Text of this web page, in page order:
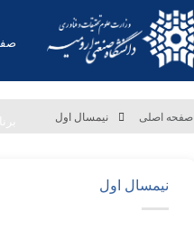
صفحه اصلی نیمسال اول
نیمسال اول